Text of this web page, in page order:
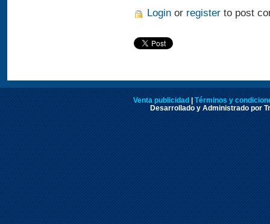
Login or register to post
Venta publicidad | Términos y
Desarrollado y Administrado por